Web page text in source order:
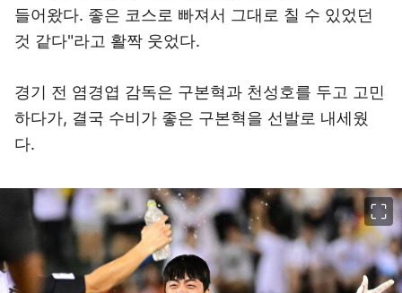
들어왔다. 좋은 코스로 빠져서 그대로 칠 수 있었던
것 같다"라고 활짝 웃었다.
경기 전 염경엽 감독은 구본혁과 천성호를 두고 고민
하다가, 결국 수비가 좋은 구본혁을 선발로 내세웠
다.